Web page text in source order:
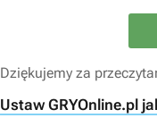
Dziękujemy za
Ustaw GRYOnline.pl